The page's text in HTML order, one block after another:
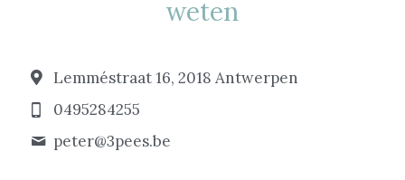
weten
Lemméstraat 16, 2018 Antwerpen
0495284255
peter@3pees.be